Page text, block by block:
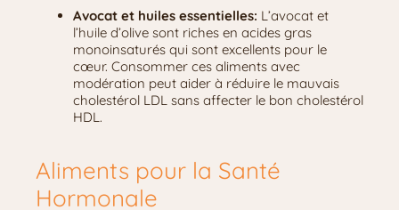
Avocat et huiles essentielles: L’avocat et
l’huile d’olive sont riches en acides gras
monoinsaturés qui sont excellents pour le
cœur. Consommer ces aliments avec
modération peut aider à réduire le mauvais
cholestérol LDL sans affecter le bon cholestérol
HDL.
Aliments pour la Santé
Hormonale